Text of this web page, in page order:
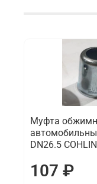
Муфта
DN26.5
107 ₽